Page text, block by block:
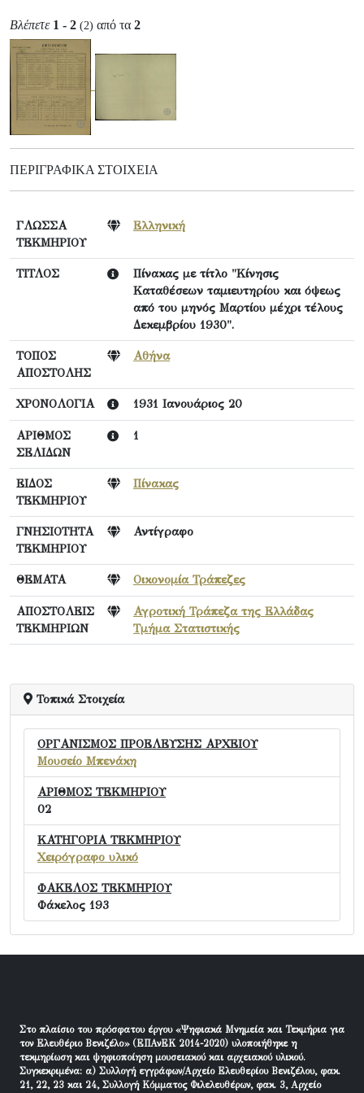
Βλέπετε 1 - 2 (2) από τα 2
ΠΕΡΙΓΡΑΦΙΚΆ ΣΤΟΙΧΕΊΑ
ΓΛΩΣΣΑ
ΤΕΚΜΗΡΙΟΥ
Ελληνική
ΤΙΤΛΟΣ
Πίνακας με τίτλο "Κίνησις
Καταθέσεων ταμιευτηρίου και όψεως
από του μηνός Μαρτίου μέχρι τέλους
Δεκεμβρίου 1930".
ΤΟΠΟΣ
ΑΠΟΣΤΟΛΗΣ
Αθήνα
ΧΡΟΝΟΛΟΓΙΑ 1931 Ιανουάριος 20
ΑΡΙΘΜΟΣ
ΣΕΛΙΔΩΝ
1
ΕΙΔΟΣ
ΤΕΚΜΗΡΙΟΥ
Πίνακας
ΓΝΗΣΙΟΤΗΤΑ
ΤΕΚΜΗΡΙΟΥ
Αντίγραφο
ΘΕΜΑΤΑ Οικονομία Τράπεζες
ΑΠΟΣΤΟΛΕΙΣ
ΤΕΚΜΗΡΙΩΝ
Αγροτική Τράπεζα της Ελλάδας
Τμήμα Στατιστικής
Τοπικά Στοιχεία
ΟΡΓΑΝΙΣΜΟΣ ΠΡΟΕΛΕΥΣΗΣ ΑΡΧΕΙΟΥ
Μουσείο Μπενάκη
ΑΡΙΘΜΟΣ ΤΕΚΜΗΡΙΟΥ
02
ΚΑΤΗΓΟΡΙΑ ΤΕΚΜΗΡΙΟΥ
Χειρόγραφο υλικό
ΦΑΚΕΛΟΣ ΤΕΚΜΗΡΙΟΥ
Φάκελος 193
Στο πλαίσιο του πρόσφατου έργου «Ψηφιακά Μνημεία και Τεκμήρια για
τον Ελευθέριο Βενιζέλο» (ΕΠΑνΕΚ 2014-2020) υλοποιήθηκε η
τεκμηρίωση και ψηφιοποίηση μουσειακού και αρχειακού υλικού.
Συγκεκριμένα: α) Συλλογή εγγράφων/Αρχείο Ελευθερίου Βενιζέλου, φακ.
21, 22, 23 και 24, Συλλογή Κόμματος Φιλελευθέρων, φακ. 3, Αρχείο